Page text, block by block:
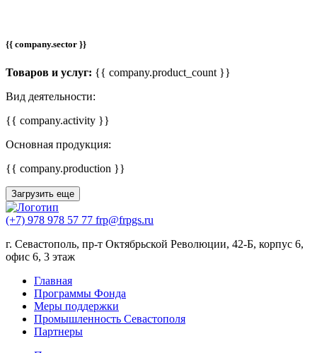
{{ company.sector }}
Товаров и услуг: {{ company.product_count }}
Вид деятельности:
{{ company.activity }}
Основная продукция:
{{ company.production }}
Загрузить еще
(+7) 978 978 57 77 frp@frpgs.ru
г. Севастополь, пр-т Октябрьской Революции, 42-Б, корпус 6,
офис 6, 3 этаж
Главная
Программы Фонда
Меры поддержки
Промышленность Севастополя
Партнеры